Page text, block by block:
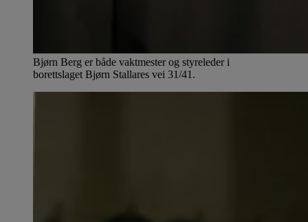
Bjørn Berg er både vaktmester og styreleder i
borettslaget Bjørn Stallares vei 31/41.